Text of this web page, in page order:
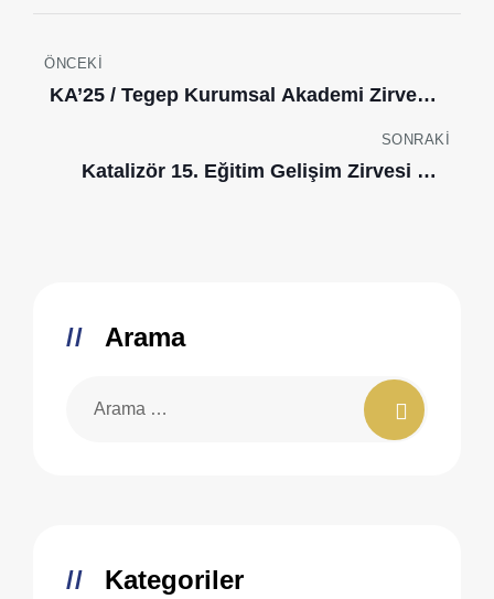
Yazı
gezinmesi
ÖNCEKI
KA’25 / Tegep Kurumsal Akademi Zirvesi
SONRAKI
Katalizör 15. Eğitim Gelişim Zirvesi – 9
Arama
Kategoriler